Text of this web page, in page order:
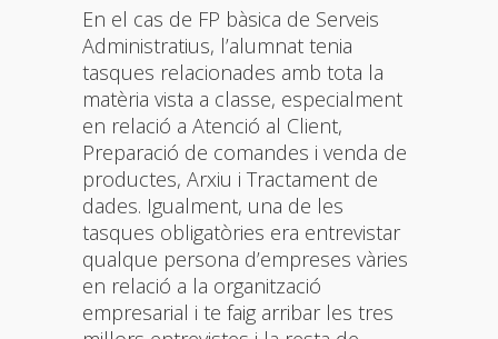
En el cas de FP bàsica de Serveis
Administratius, l’alumnat tenia
tasques relacionades amb tota la
matèria vista a classe, especialment
en relació a Atenció al Client,
Preparació de comandes i venda de
productes, Arxiu i Tractament de
dades. Igualment, una de les
tasques obligatòries era entrevistar
qualque persona d’empreses vàries
en relació a la organització
empresarial i te faig arribar les tres